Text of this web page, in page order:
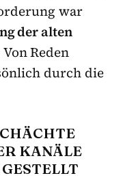
war
der alten
Von Reden
durch die
KANÄLE